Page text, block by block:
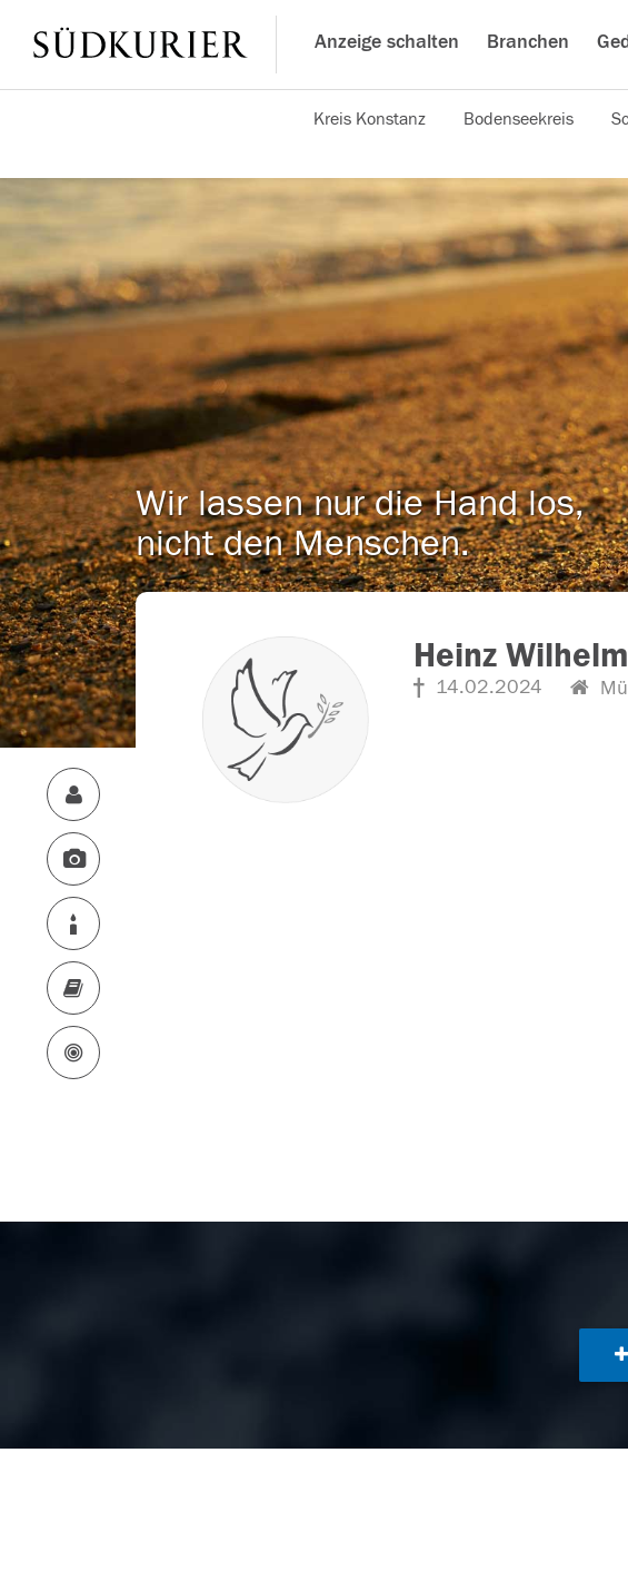
Anzeige schalten Branchen
Kreis Konstanz Bodenseekreis
Wir lassen nur die Hand los,
nicht den Menschen.
Heinz
14.02.2024